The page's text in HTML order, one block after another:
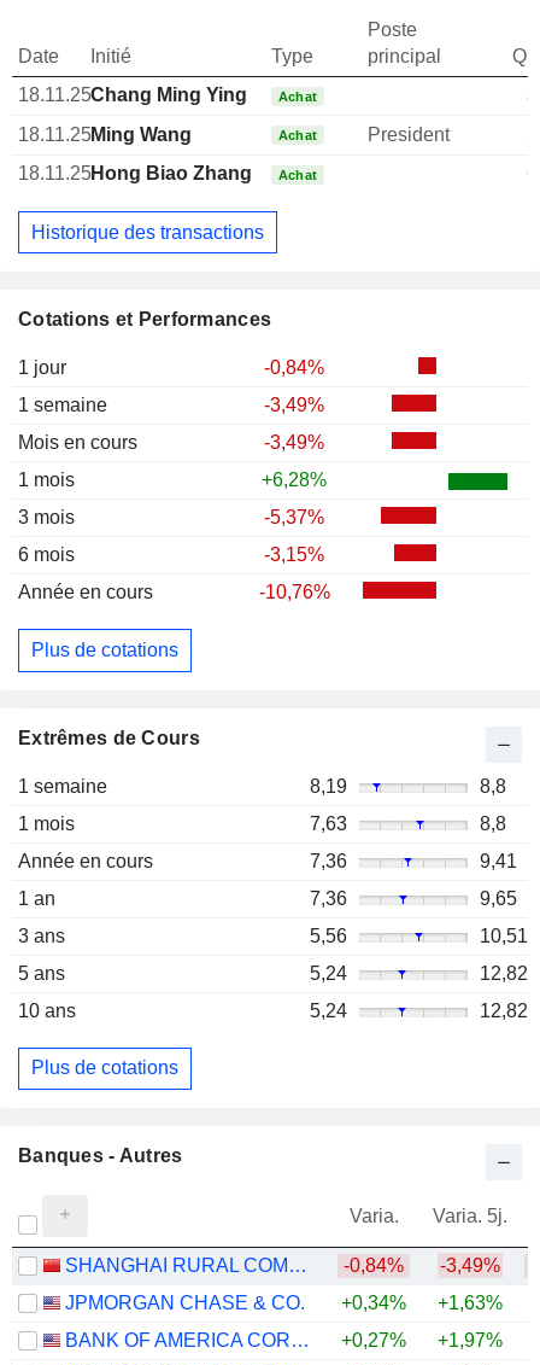
Cotations et Performances
1 jour
-0,84%
1 semaine
-3,49%
Mois en cours
-3,49%
1 mois
+6,28%
3 mois
-5,37%
6 mois
-3,15%
Année en cours
-10,76%
Plus de cotations
Extrêmes de Cours
1 semaine 8,19
8,8
1 mois
7,63
8,8
Année en cours
7,36
9,41
1 an
7,36
9,65
3 ans
5,56
10,51
5 ans
5,24
12,82
10 ans
5,24 12,82
Plus de cotations
Date Initié Type
Poste
principal
18.11.25Chang Ming Ying Achat
18.11.25Ming Wang Achat President
18.11.25Hong Biao Zhang Achat
Historique des transactions
Banques - Autres
Varia. Varia. 5j.
SHANGHAI RURAL COMMERCIAL BANK CO., LTD. -0,84% -3,49%
JPMORGAN CHASE & CO.
+0,34% +1,63%
BANK OF AMERICA CORPORATION
+0,27% +1,97%